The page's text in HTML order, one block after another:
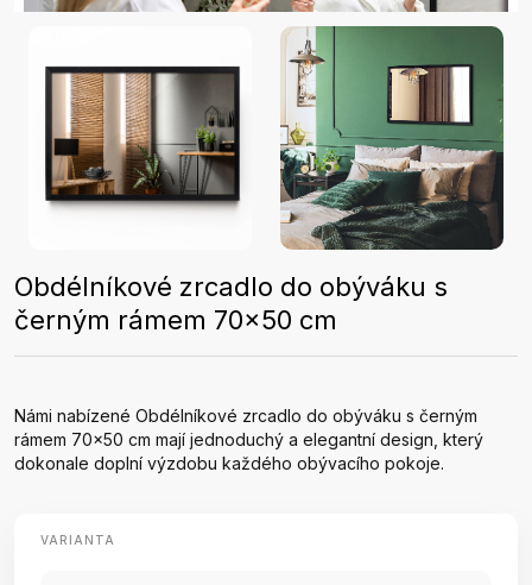
Obdélníkové zrcadlo do obýváku s
černým rámem 70x50 cm
Námi nabízené Obdélníkové zrcadlo do obýváku s černým
rámem 70x50 cm mají jednoduchý a elegantní design, který
dokonale doplní výzdobu každého obývacího pokoje.
VARIANTA